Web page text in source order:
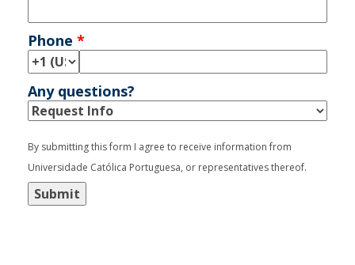
Phone *
Any questions?
By submitting this form I agree to receive information from
Universidade Católica Portuguesa, or representatives thereof.
Submit